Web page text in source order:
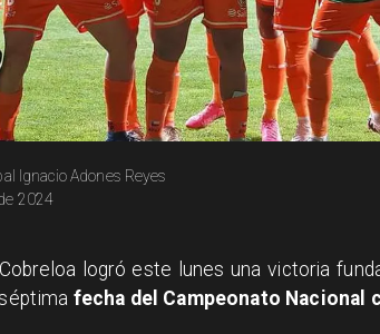
Ignacio Adones Reyes
2024
logró este lunes una victoria
fecha del Campeonato Nacional